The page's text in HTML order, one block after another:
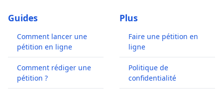
Guides
Comment lancer une
pétition en ligne
Comment rédiger une
pétition ?
Plus
Faire une pétition en
ligne
Politique de
confidentialité